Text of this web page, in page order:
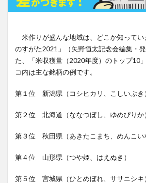
米作りが盛んな地域は、どこか知って
のすがた2021」（矢野恒太記念会編集・
た、「米収穫量（2020年度）のトップ10
コ内は主な銘柄の例です。
第１位 新潟県（コシヒカリ、こしいぶき
第２位 北海道（ななつぼし、ゆめぴりか
第３位 秋田県（あきたこまち、めんこい
第４位 山形県（つや姫、はえぬき）
第５位 宮城県（ひとめぼれ、ササニシキ